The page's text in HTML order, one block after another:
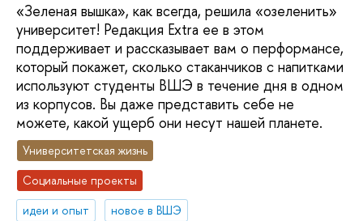
«Зеленая вышка», как всегда, решила «озеленить»
университет! Редакция Extra ee в этом
поддерживает и рассказывает вам о перформансе,
который покажет, сколько стаканчиков с напитками
используют студенты ВШЭ в течение дня в одном
из корпусов. Вы даже представить себе не
можете, какой ущерб они несут нашей планете.
Университетская жизнь
Социальные проекты
идеи и опыт
новое в ВШЭ